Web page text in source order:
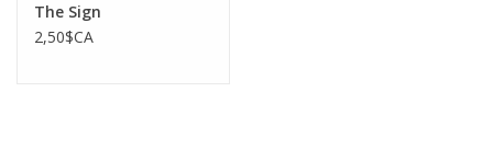
The Sign
2,50$CA